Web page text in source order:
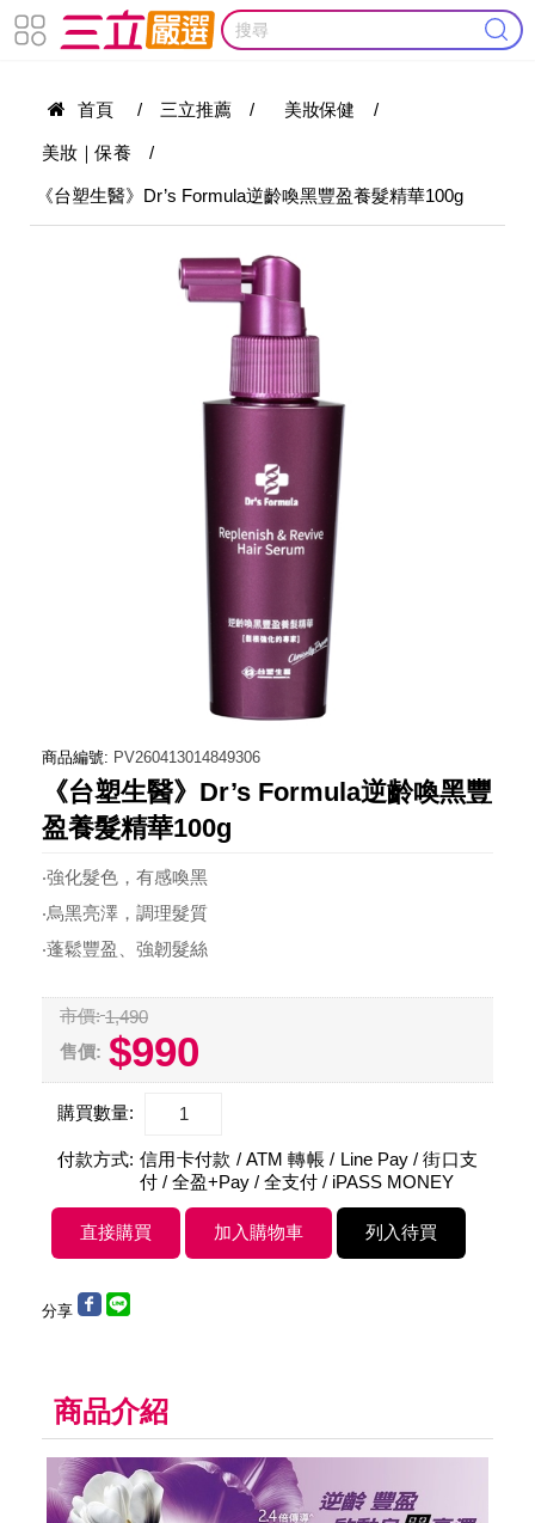
首頁 / 三立推薦 / 美妝保健 /
美妝｜保養 /
《台塑生醫》Dr’s Formula逆齡喚黑豐盈養髮精華100g
商品編號: PV260413014849306
《台塑生醫》Dr’s Formula逆齡喚黑豐
盈養髮精華100g
‧強化髮色，有感喚黑
‧烏黑亮澤，調理髮質
‧蓬鬆豐盈、強韌髮絲
市價: 1,490
售價: $990
購買數量:
付款方式: 信用卡付款 / ATM 轉帳 / Line Pay / 街口支
付 / 全盈+Pay / 全支付 / iPASS MONEY
分享
商品介紹